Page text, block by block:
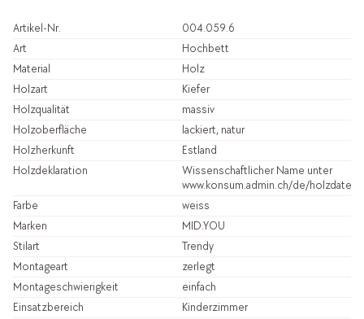
Artikel-Nr.
004.059.6
Art
Hochbett
Material
Holz
Holzart
Kiefer
Holzqualität
massiv
Holzoberfläche
lackiert, natur
Holzherkunft
Estland
Holzdeklaration
Wissenschaftlicher Name unter
www.konsum.admin.ch/de/
Farbe
weiss
Marken
MID.YOU
Stilart
Trendy
Montageart
zerlegt
Montageschwierigkeit
einfach
Einsatzbereich
Kinderzimmer